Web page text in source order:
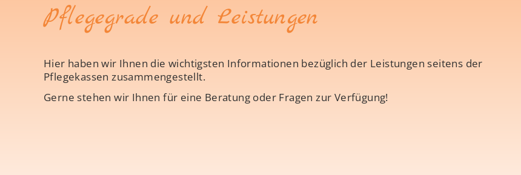
Pflegegrade und Leistungen
Hier haben wir Ihnen die wichtigsten Informationen bezüglich der Leistungen seitens der
Pflegekassen zusammengestellt.
Gerne stehen wir Ihnen für eine Beratung oder Fragen zur Verfügung!